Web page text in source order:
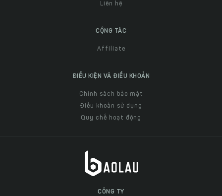
Liên hệ
CỘNG TÁC
Affiliate
ĐIỀU KIỆN VÀ ĐIỀU KHOẢN
Chính sách bảo mật
Điều khoản sử dụng
Quy chế hoạt động
CÔNG TY